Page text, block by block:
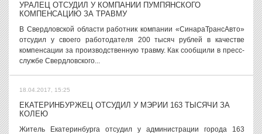
УРАЛЕЦ ОТСУДИЛ У КОМПАНИИ ПУМПЯНСКОГО
КОМПЕНСАЦИЮ ЗА ТРАВМУ
В Свердловской области работник компании «СинараТрансАвто»
отсудил у своего работодателя 200 тысяч рублей в качестве
компенсации за производственную травму. Как сообщили в пресс-
службе Свердловского...
18.04.2017, 15:25
ЕКАТЕРИНБУРЖЕЦ ОТСУДИЛ У МЭРИИ 163 ТЫСЯЧИ ЗА
КОЛЕЮ
Житель Екатеринбурга отсудил у администрации города 163